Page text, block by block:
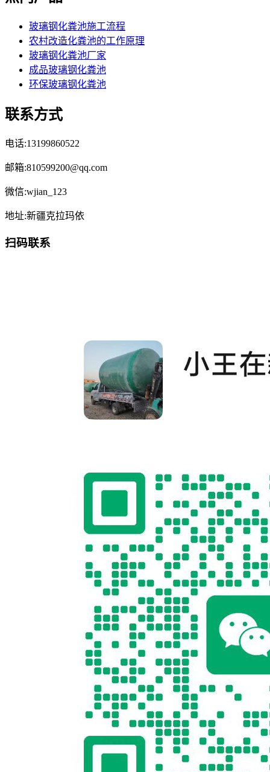
玻璃钢化粪池施工流程
农村改造化粪池的工作原理
玻璃钢化粪池厂家
成品玻璃钢化粪池
环保玻璃钢化粪池
联系方式
电话:13199860522
邮箱:810599200@qq.com
微信:wjian_123
地址:新疆克拉玛依
扫码联系